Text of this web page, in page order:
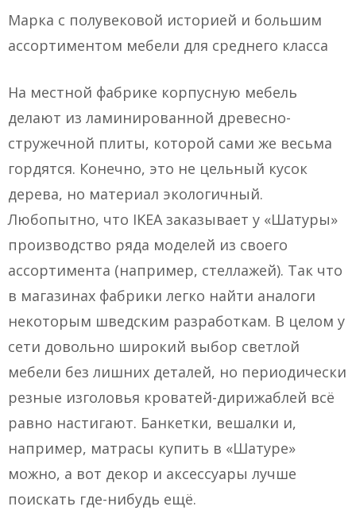
Марка с полувековой историей и большим
ассортиментом мебели для среднего класса
На местной фабрике корпусную мебель
делают из ламинированной древесно-
стружечной плиты, которой сами же весьма
гордятся. Конечно, это не цельный кусок
дерева, но материал экологичный.
Любопытно, что IKEA заказывает у «Шатуры»
производство ряда моделей из своего
ассортимента (например, стеллажей). Так что
в магазинах фабрики легко найти аналоги
некоторым шведским разработкам. В целом у
сети довольно широкий выбор светлой
мебели без лишних деталей, но периодически
резные изголовья кроватей-дирижаблей всё
равно настигают. Банкетки, вешалки и,
например, матрасы купить в «Шатуре»
можно, а вот декор и аксессуары лучше
поискать где-нибудь ещё.